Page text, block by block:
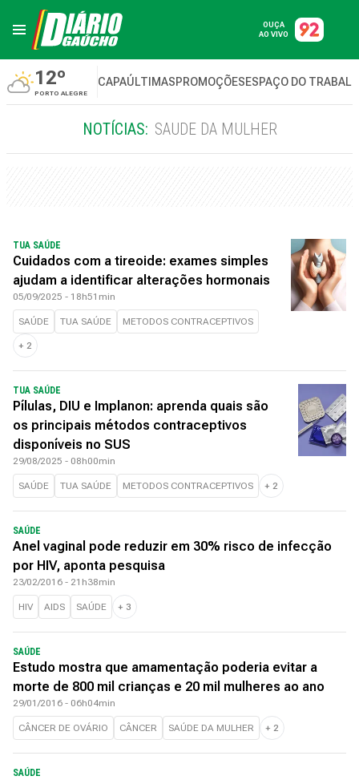
OUÇA
AO VIVO
12º
PORTO ALEGRE
CAPAÚLTIMASPROMOÇÕESESPAÇO DO
NOTÍCIAS: SAUDE DA MULHER
TUA SAÚDE
Cuidados com a tireoide: exames simples
ajudam a identificar alterações hormonais
05/09/2025 - 18h51min
SAÚDE TUA SAÚDE METODOS CONTRACEPTIVOS
+ 2
TUA SAÚDE
Pílulas, DIU e Implanon: aprenda quais são
os principais métodos contraceptivos
disponíveis no SUS
29/08/2025 - 08h00min
SAÚDE TUA SAÚDE METODOS CONTRACEPTIVOS + 2
SAÚDE
Anel vaginal pode reduzir em 30% risco de infecção
por HIV, aponta pesquisa
23/02/2016 - 21h38min
HIV AIDS SAÚDE + 3
SAÚDE
Estudo mostra que amamentação poderia evitar a
morte de 800 mil crianças e 20 mil mulheres ao ano
29/01/2016 - 06h04min
CÂNCER DE OVÁRIO CÂNCER SAÚDE DA MULHER + 2
SAÚDE